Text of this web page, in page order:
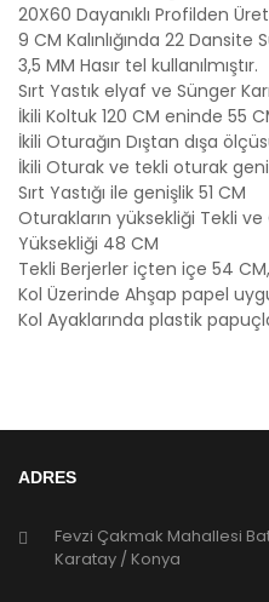
20X60 Dayanıklı Profilden
9 CM Kalınlığında 22 Dansite
3,5 MM Hasır tel kullanılmıştır.
Sırt Yastık elyaf ve Sünger
İkili Koltuk 120 CM eninde 55
İkili Oturağın Dıştan dışa
İkili Oturak ve tekli oturak
Sırt Yastığı ile genişlik 51 CM
Oturakların yüksekliği Tekli
Yüksekliği 48 CM
Tekli Berjerler içten içe 54
Kol Üzerinde Ahşap papel
Kol Ayaklarında plastik
ADRES
Fevzi Çakmak Mahallesi
Karatay / Konya